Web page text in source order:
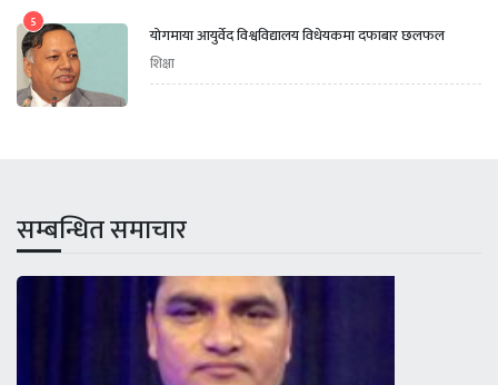
5
योगमाया आयुर्वेद विश्वविद्यालय विधेयकमा दफाबार छलफल
शिक्षा
सम्बन्धित समाचार